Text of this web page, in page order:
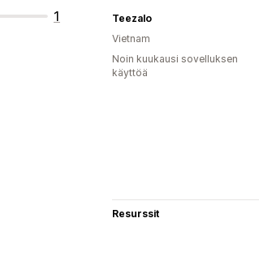
1
Teezalo
Vietnam
Noin kuukausi sovelluksen
käyttöä
Resurssit